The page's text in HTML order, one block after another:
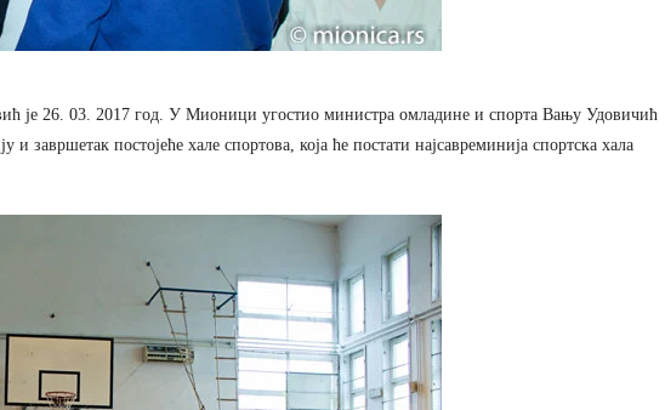
је 26. 03. 2017 год. У Мионици угостио министра омладине и спорта Вању Удовичић
завршетак постојеће хале спортова, која ће постати најсавреминија спортска хала